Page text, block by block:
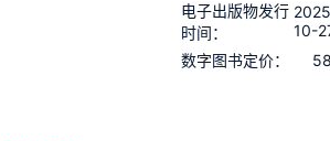
电子出版物发行
时间：
10-
数字图书定价：